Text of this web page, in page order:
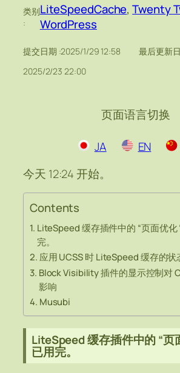
类别
:
LiteSpeedCache, Twenty
WordPress
提交日期 :2025/1/29 12:58
最后更新
2025/2/23 22:00
页面语言切换
EN
JA
今天 12:24 开始。
Contents
LiteSpeed 缓存插件中的 “页面优化
完。
应用 UCSS 时 LiteSpeed 缓存的状
Block Visibility 插件的显示控制对
影响
Musubi
LiteSpeed 缓存插件中的 “页
已用完。